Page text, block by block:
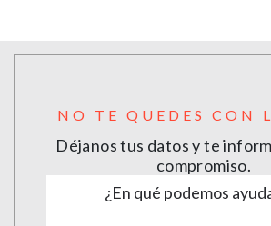
NO TE QUEDES CON
Déjanos tus datos y te
compromiso.